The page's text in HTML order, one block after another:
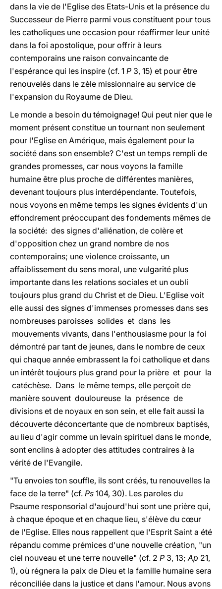
dans la vie de l'Eglise des Etats-Unis et la présence du
Successeur de Pierre parmi vous constituent pour tous
les catholiques une occasion pour réaffirmer leur unité
dans la foi apostolique, pour offrir à leurs
contemporains une raison convaincante de
l'espérance qui les inspire (cf. 1 P 3, 15) et pour être
renouvelés dans le zèle missionnaire au service de
l'expansion du Royaume de Dieu.
Le monde a besoin du témoignage! Qui peut nier que le
moment présent constitue un tournant non seulement
pour l'Eglise en Amérique, mais également pour la
société dans son ensemble? C'est un temps rempli de
grandes promesses, car nous voyons la famille
humaine être plus proche de différentes manières,
devenant toujours plus interdépendante. Toutefois,
nous voyons en même temps les signes évidents d'un
effondrement préoccupant des fondements mêmes de
la société: des signes d'aliénation, de colère et
d'opposition chez un grand nombre de nos
contemporains; une violence croissante, un
affaiblissement du sens moral, une vulgarité plus
importante dans les relations sociales et un oubli
toujours plus grand du Christ et de Dieu. L'Eglise voit
elle aussi des signes d'immenses promesses dans ses
nombreuses paroisses solides et dans les
mouvements vivants, dans l'enthousiasme pour la foi
démontré par tant de jeunes, dans le nombre de ceux
qui chaque année embrassent la foi catholique et dans
un intérêt toujours plus grand pour la prière et pour la
catéchèse. Dans le même temps, elle perçoit de
manière souvent douloureuse la présence de
divisions et de noyaux en son sein, et elle fait aussi la
découverte déconcertante que de nombreux baptisés,
au lieu d'agir comme un levain spirituel dans le monde,
sont enclins à adopter des attitudes contraires à la
vérité de l'Evangile.
"Tu envoies ton souffle, ils sont créés, tu renouvelles la
face de la terre" (cf. Ps 104, 30). Les paroles du
Psaume responsorial d'aujourd'hui sont une prière qui,
à chaque époque et en chaque lieu, s'élève du cœur
de l'Eglise. Elles nous rappellent que l'Esprit Saint a été
répandu comme prémices d'une nouvelle création, "un
ciel nouveau et une terre nouvelle" (cf. 2 P 3, 13;Ap 21,
1), où régnera la paix de Dieu et la famille humaine sera
réconciliée dans la justice et dans l'amour. Nous avons